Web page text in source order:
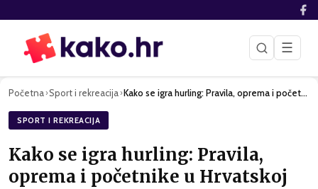
☰
Početna›Sport i rekreacija› Kako se igra hurling: Pravila, oprema i početnike u Hrvatsko…
SPORT I REKREACIJA
Kako se igra hurling: Pravila,
oprema i početnike u Hrvatskoj